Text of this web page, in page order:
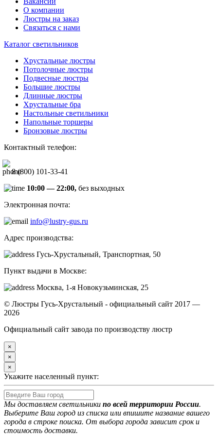
О компании
Люстры на заказ
Связаться с нами
Каталог светильников
Хрустальные люстры
Потолочные люстры
Подвесные люстры
Большие люстры
Длинные люстры
Хрустальные бра
Настольные светильники
Напольные торшеры
Бронзовые люстры
Контактный телефон:
8 (800) 101-33-41
10:00 — 22:00, без выходных
Электронная почта:
info@lustry-gus.ru
Адрес производства:
Гусь-Хрустальный, Транспортная, 50
Пункт выдачи в Москве:
Москва, 1-я Новокузьминская, 25
© Люстры Гусь-Хрустальный - официальный сайт 2017 —
2026
Официальный сайт завода по производству люстр
×
×
×
Укажите населенный пункт:
Мы доставляем светильники по всей территории России.
Выберите Ваш город из списка или впишите название вашего
города в строке поиска. От выбора города зависит срок и
стоимость доставки.